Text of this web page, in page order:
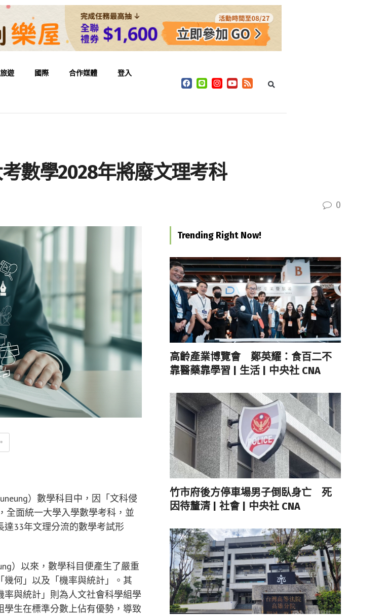
旅遊 國際 合作媒體 登入
數學2028年將廢文理考科
0
）數學科目中，因「文科侵
全面統一大學入學數學考科，並
33年文理分流的數學考試形
）以來，數學科目便產生了嚴重
何」以及「機率與統計」。其
與統計」則為人文社會科學組學
生在標準分數上佔有優勢，導致
Trending Right Now!
高齡產業博覽會 鄭英耀：食百二不
靠醫藥靠學習 | 生活 | 中央社 CNA
竹市府後方停車場男子倒臥身亡 死
因待釐清 | 社會 | 中央社 CNA